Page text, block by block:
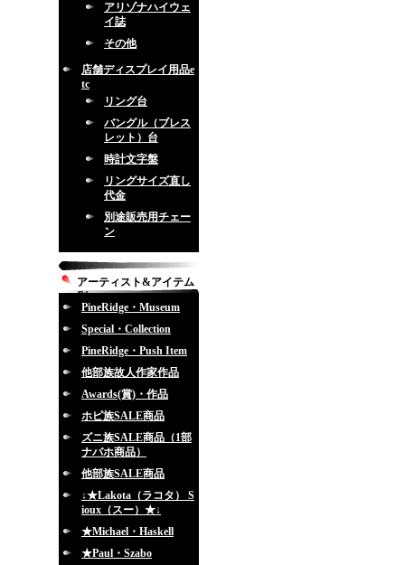
アリゾナハイウェ
イ誌
その他
店舗ディスプレイ用品e
tc
リング台
バングル（ブレス
レット）台
時計文字盤
リングサイズ直し
代金
別途販売用チェー
ン
アーティスト&アイテム
別
PineRidge・Museum
Special・Collection
PineRidge・Push Item
他部族故人作家作品
Awards(賞)・作品
ホピ族SALE商品
ズニ族SALE商品（1部
ナバホ商品）
他部族SALE商品
↓★Lakota（ラコタ） S
ioux（スー）★↓
★Michael・Haskell
★Paul・Szabo